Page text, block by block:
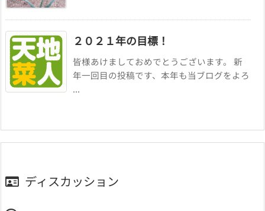
２０２１年の目標！
皆様あけましておめでとうございます。 新
年一回目の投稿です、本年も当ブログをよろ
...
ディスカッション